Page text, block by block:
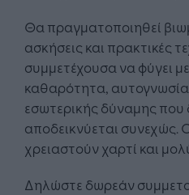
Θα πραγματοποιηθεί
ασκήσεις και πρακτικές
συμμετέχουσα να φύγει
καθαρότητα, αυτογνωσία
εσωτερικής δύναμης που
αποδεικνύεται συνεχώς.
χρειαστούν χαρτί και
Δηλώστε δωρεάν